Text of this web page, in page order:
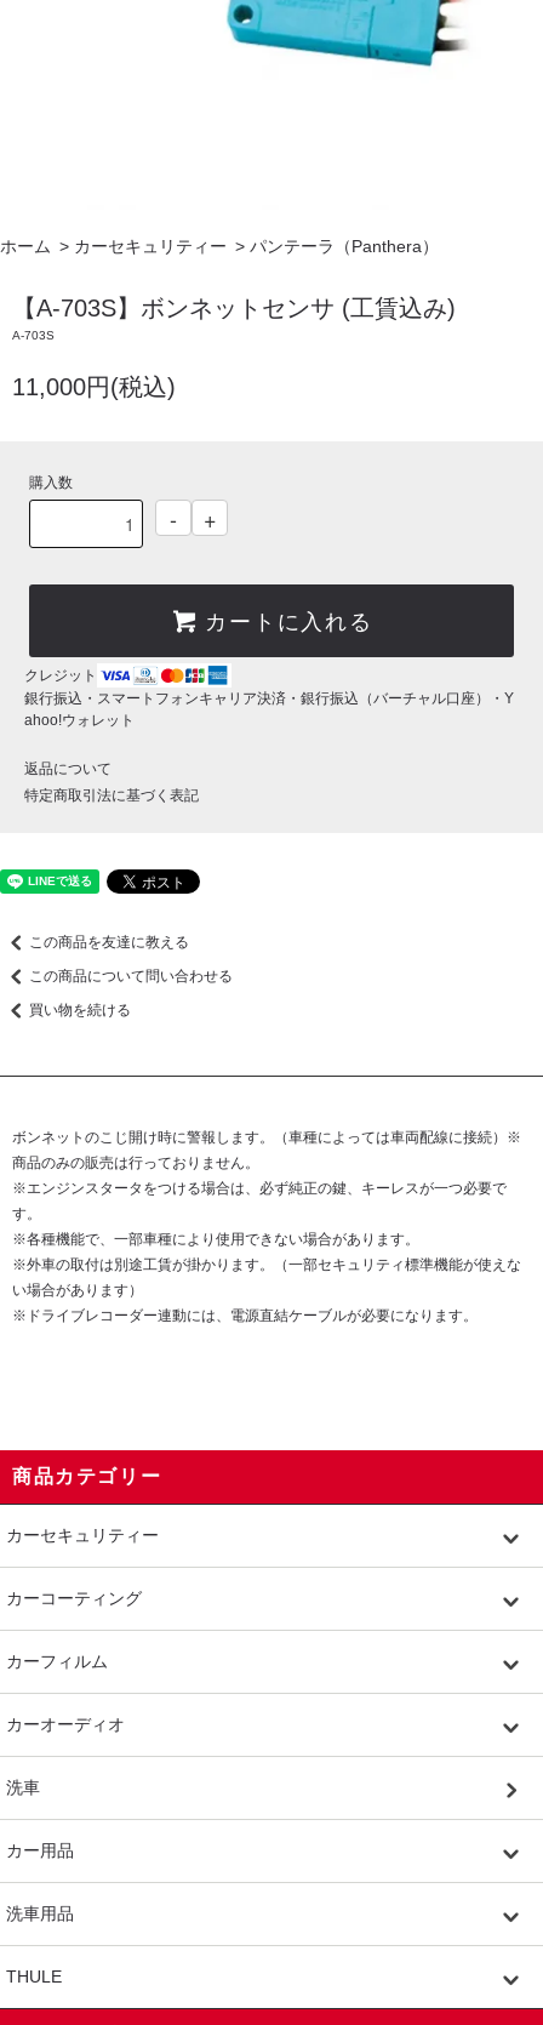
ホーム > カーセキュリティー > パンテーラ（Panthera）
【A-703S】ボンネットセンサ (工賃込み)
A-703S
11,000円(税込)
購入数
- +
カートに入れる
クレジット
銀行振込・スマートフォンキャリア決済・銀行振込（バーチャル口座）・Y
ahoo!ウォレット
返品について
特定商取引法に基づく表記
この商品を友達に教える
この商品について問い合わせる
買い物を続ける
ボンネットのこじ開け時に警報します。（車種によっては車両配線に接続）※
商品のみの販売は行っておりません。
※エンジンスタータをつける場合は、必ず純正の鍵、キーレスが一つ必要で
す。
※各種機能で、一部車種により使用できない場合があります。
※外車の取付は別途工賃が掛かります。（一部セキュリティ標準機能が使えな
い場合があります）
※ドライブレコーダー連動には、電源直結ケーブルが必要になります。
商品カテゴリー
カーセキュリティー
カーコーティング
カーフィルム
カーオーディオ
洗車
カー用品
洗車用品
THULE